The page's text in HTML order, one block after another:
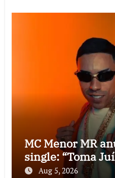
MC Menor MR
single: “Toma
Aug 5, 2026